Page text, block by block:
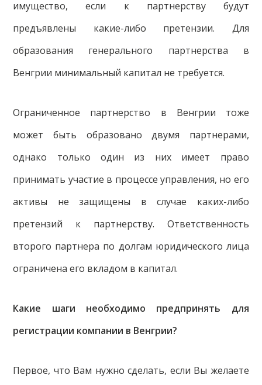
имущество, если к партнерству будут
предъявлены какие-либо претензии. Для
образования генерального партнерства в
Венгрии минимальный капитал не требуется.
Ограниченное партнерство в Венгрии тоже
может быть образовано двумя партнерами,
однако только один из них имеет право
принимать участие в процессе управления, но его
активы не защищены в случае каких-либо
претензий к партнерству. Ответственность
второго партнера по долгам юридического лица
ограничена его вкладом в капитал.
Какие шаги необходимо предпринять для
регистрации компании в Венгрии?
Первое, что Вам нужно сделать, если Вы желаете